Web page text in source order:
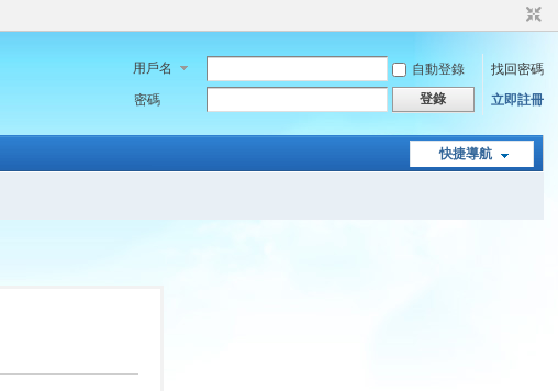
用戶名 自動登錄
找回密碼
密碼
登錄 立即註冊
快捷導航